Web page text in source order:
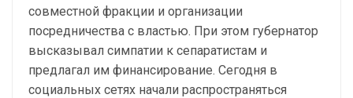
совместной фракции и организации
посредничества с властью. При этом губернатор
высказывал симпатии к сепаратистам и
предлагал им финансирование. Сегодня в
социальных сетях начали распространяться